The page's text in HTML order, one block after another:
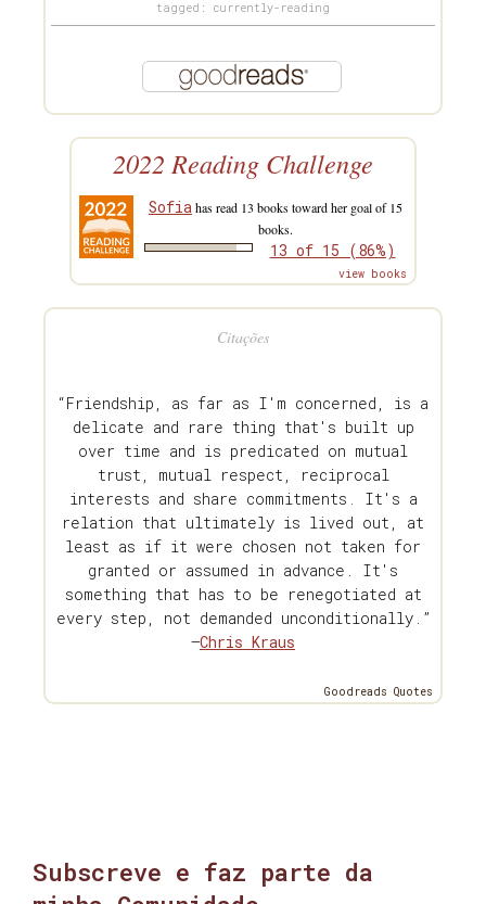
tagged: currently-reading
2022 Reading Challenge
Sofiahas read 13 books toward her goal of 15
books.
13 of 15 (86%)
view books
Citações
“Friendship, as far as I'm concerned, is a
delicate and rare thing that's built up
over time and is predicated on mutual
trust, mutual respect, reciprocal
interests and share commitments. It's a
relation that ultimately is lived out, at
least as if it were chosen not taken for
granted or assumed in advance. It's
something that has to be renegotiated at
every step, not demanded unconditionally.”
—Chris Kraus
Goodreads Quotes
Subscreve e faz parte da